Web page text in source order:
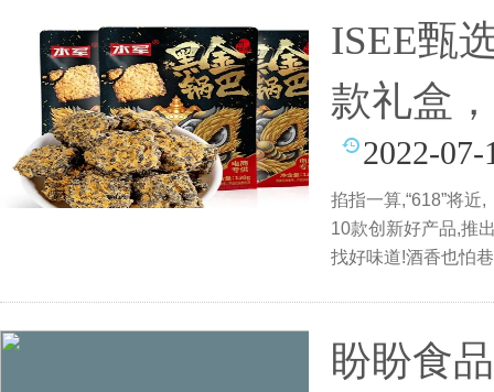
ISEE甄
款礼盒
2022-07-
掐指一算,“618”将
10款创新好产品,推
找好味道!酒香也怕
盼盼食